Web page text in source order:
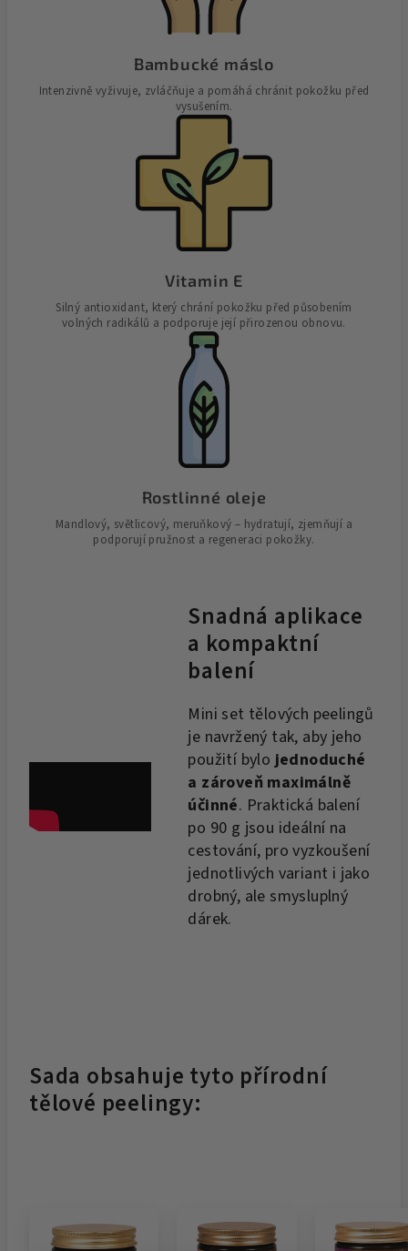
Bambucké máslo
Intenzivně vyživuje, zvláčňuje a pomáhá chránit pokožku před
vysušením.
Vitamin E
Silný antioxidant, který chrání pokožku před působením
volných radikálů a podporuje její přirozenou obnovu.
Rostlinné oleje
Mandlový, světlicový, meruňkový – hydratují, zjemňují a
podporují pružnost a regeneraci pokožky.
Snadná aplikace
a kompaktní
balení
Mini set tělových peelingů
je navržený tak, aby jeho
použití bylojednoduché
a zároveň maximálně
účinné. Praktická balení
po 90 g jsou ideální na
cestování, pro vyzkoušení
jednotlivých variant i jako
drobný, ale smysluplný
dárek.
Sada obsahuje tyto přírodní
tělové peelingy: